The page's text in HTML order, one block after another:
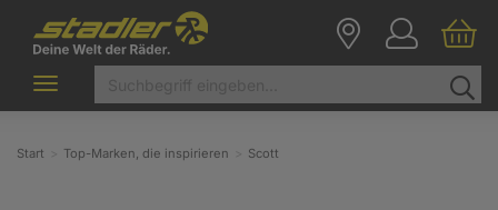
Toggle
navigation
Start Top-Marken, die inspirieren Scott